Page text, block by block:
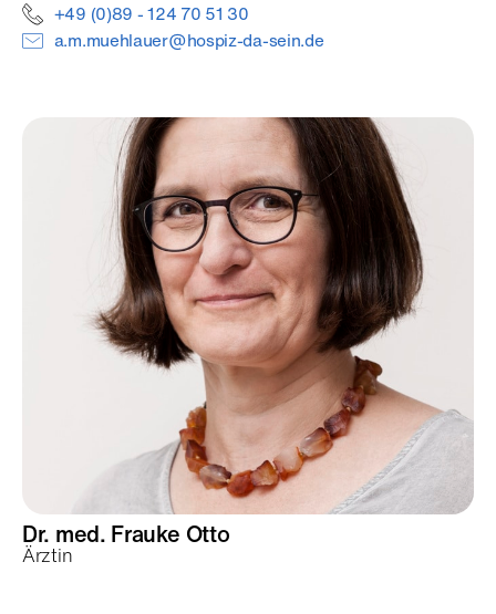
+49 (0)89 - 124 70 51 30
a.m.muehlauer@hospiz-da-sein.de
Dr. med. Frauke Otto
Ärztin